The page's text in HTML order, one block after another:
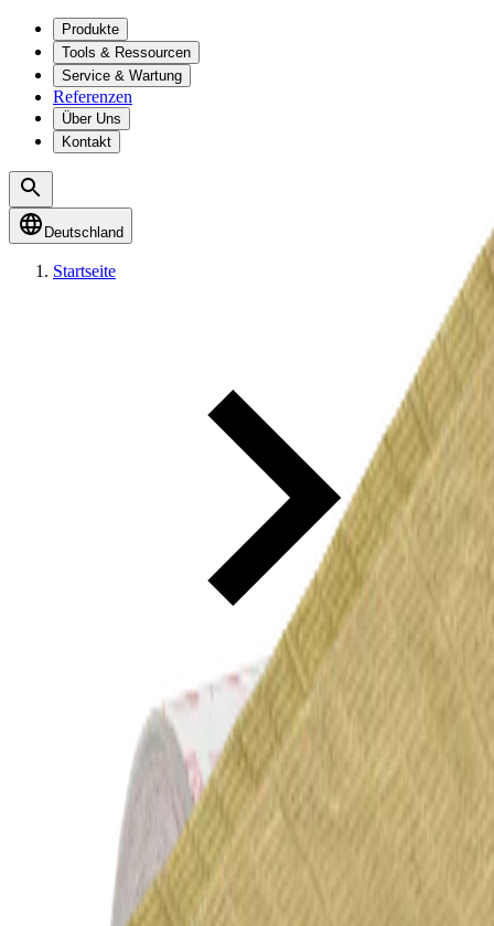
Produkte
Tools & Ressourcen
Service & Wartung
Referenzen
Über Uns
Kontakt
Deutschland
Startseite